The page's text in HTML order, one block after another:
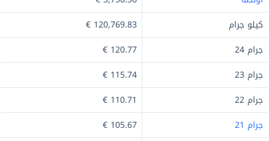
كيلو جرام
120,769.83 €
جرام 24
120.77 €
جرام 23
115.74 €
جرام 22
110.71 €
جرام 21
105.67 €